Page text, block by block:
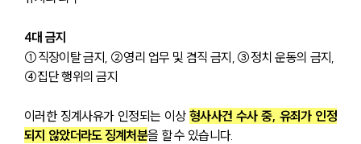
4대 금지
①직장이탈 금지, ②영리 업무 및 겸직 금지, ③정치 운동의 금지,
④집단 행위의 금지
이러한 징계사유가 인정되는 이상 형사사건 수사 중, 유죄가 인정
되지 않았더라도 징계처분을 할 수 있습니다.